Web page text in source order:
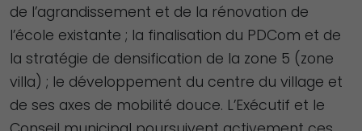
de l’agrandissement et de la rénovation de
l’école existante ; la finalisation du PDCom et de
la stratégie de densification de la zone 5 (zone
villa) ; le développement du centre du village et
de ses axes de mobilité douce. L’Exécutif et le